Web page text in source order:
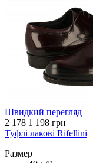
Швидкий перегляд
2 178 1 198 грн
Туфлі лакові Rifellini
Размер